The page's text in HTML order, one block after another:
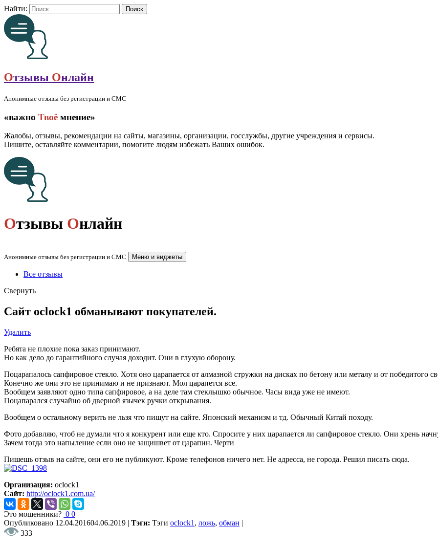
Найти:
Отзывы Онлайн
Анонимные отзывы без регистрации и СМС
«важно Твоё мнение»
Жалобы, отзывы, рекомендации на сайты, магазины, организации, госслужбы, другие учреждения и сервисы.
Пишите, оставляйте комментарии, помогите людям избежать Ваших ошибок.
Отзывы Онлайн
Анонимные отзывы без регистрации и СМС Меню и виджеты
Все отзывы
Свернуть
Сайт oclock1 обманывают покупателей.
Удалить
Ребята не плохие пока заказ принимают.
Но как дело до гарантийного случая доходит. Они в глухую оборону.
Поцарапалось сапфировое стекло. Хотя оно царапается от алмазной стружки на дисках по бетону или металу и от победитого
Конечно же они это не принимаю и не признают. Мол царапется все.
Вообщем заявляют одно типа сапфировое, а на деле там стеклышко обычное. Часы вида уже не имеют.
Поцапарался случайно об дверной язычек ручки открывания.
Вообщем о остальному верить не льзя что пишут на сайте. Японский механизм и тд. Обычный Китай походу.
Фото добавляю, чтоб не думали что я конкурент или еще кто. Спросите у них царапается ли сапфировое стекло. Они хрень
Зачем тогда это напыление если оно не защишвет от царапин. Черти
Пишешь отзыв на сайте, они его не публикуют. Кроме телефонов ничего нет. Не адресса, не города. Решил писать сюда.
Организация: oclock1
Сайт: http://oclock1.com.ua/
Это мошенники? 0 0
Опубликовано 12.04.201604.06.2019 | Тэги: Тэги oclock1 , ложь, обман |
333